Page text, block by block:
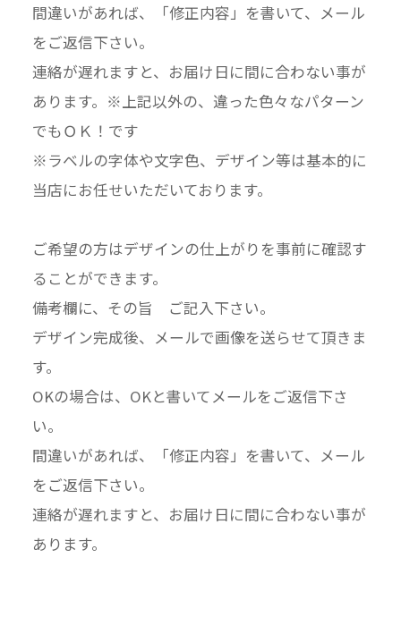
間違いがあれば、「修正内容」を書いて、メール
をご返信下さい。
連絡が遅れますと、お届け日に間に合わない事が
あります。※上記以外の、違った色々なパターン
でもＯＫ！です
※ラベルの字体や文字色、デザイン等は基本的に
当店にお任せいただいております。
ご希望の方はデザインの仕上がりを事前に確認す
ることができます。
備考欄に、その旨 ご記入下さい。
デザイン完成後、メールで画像を送らせて頂きま
す。
OKの場合は、OKと書いてメールをご返信下さ
い。
間違いがあれば、「修正内容」を書いて、メール
をご返信下さい。
連絡が遅れますと、お届け日に間に合わない事が
あります。